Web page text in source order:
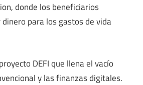
donde los beneficiarios
para los gastos de vida
DEFI que llena el vacío
y las finanzas digitales.